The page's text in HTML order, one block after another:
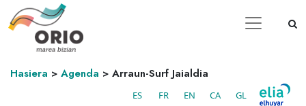
Hasiera > Agenda > Arraun-Surf Jaialdia
ES FR EN CA GL